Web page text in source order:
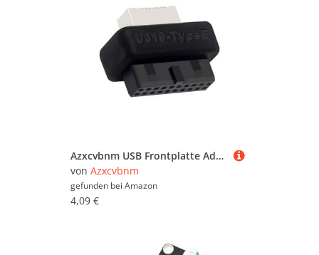
Azxcvbnm USB Frontplatte Adapter Vertikaler USB Header Adapter Erweiterungskarte Für Typ C Access Typ C Motherboards Adapter
von Azxcvbnm
gefunden bei Amazon
4,09 €